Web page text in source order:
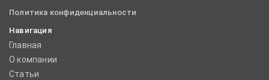
Политика конфиденциальности
Навигация
Главная
О компании
Статьи